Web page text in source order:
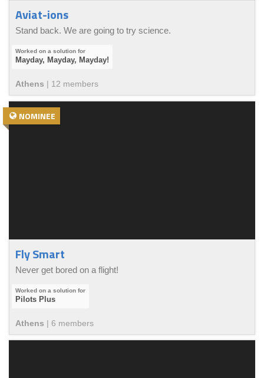
Aviat-ions
Stand back. We are going to try science.
Mayday, Mayday, Mayday!
Athens | 12 members
NOMINEE
Fly Smart
Never get bored on a flight!
Pilots Plus
Athens | 6 members